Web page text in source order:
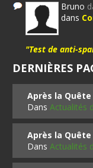
Bruno
dans
"Test de anti-
DERNIÈRES
Après la Quête
DansActualités
Après la Quête
DansActualités